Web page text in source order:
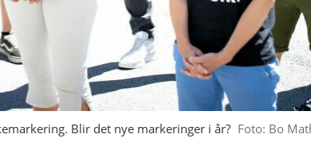
Blir det nye markeringer i år? Foto: Bo